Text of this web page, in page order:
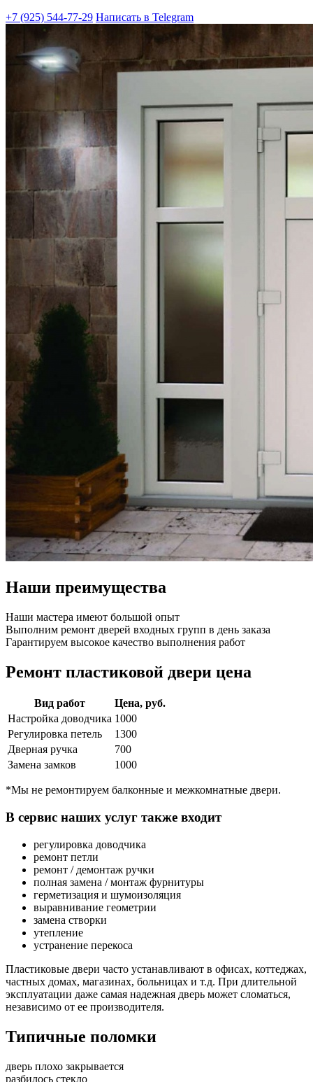
+7 (925) 544-77-29 Написать в Telegram
Наши преимущества
Наши мастера имеют большой опыт
Выполним ремонт дверей входных групп в день заказа
Гарантируем высокое качество выполнения работ
Ремонт пластиковой двери цена
Вид работ
Цена, руб.
Настройка доводчика 1000
Регулировка петель
1300
Дверная ручка
700
Замена замков
1000
*Мы не ремонтируем балконные и межкомнатные двери.
В сервис наших услуг также входит
регулировка доводчика
ремонт петли
ремонт / демонтаж ручки
полная замена / монтаж фурнитуры
герметизация и шумоизоляция
выравнивание геометрии
замена створки
утепление
устранение перекоса
Пластиковые двери часто устанавливают в офисах, коттеджах,
частных домах, магазинах, больницах и т.д. При длительной
эксплуатации даже самая надежная дверь может сломаться,
независимо от ее производителя.
Типичные поломки
дверь плохо закрывается
разбилось стекло